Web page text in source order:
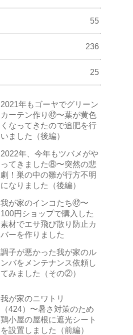
55
236
25
2021年もゴーヤでグリーン
カーテン作り㊷〜葉が黄色
くなってきたので追肥を行
いました（後編）
2022年、今年もツバメがや
ってきました⑧〜突然の悲
劇！巣の中の雛が行方不明
になりました（後編）
我が家のインコたち㊷〜
100円ショップで購入した
素材でエサ飛び散り防止カ
バーを作りました
調子が悪かった我が家のル
ンバをメンテナンス依頼し
てみました（その②）
我が家のニワトリ
（424）〜暑さ対策のため
鶏小屋の屋根に遮光シート
を設置しました（前編）